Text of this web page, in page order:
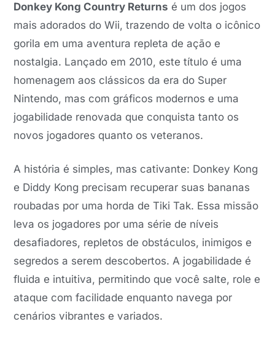
Donkey Kong Country Returns é um dos jogos
mais adorados do Wii, trazendo de volta o icônico
gorila em uma aventura repleta de ação e
nostalgia. Lançado em 2010, este título é uma
homenagem aos clássicos da era do Super
Nintendo, mas com gráficos modernos e uma
jogabilidade renovada que conquista tanto os
novos jogadores quanto os veteranos.
A história é simples, mas cativante: Donkey Kong
e Diddy Kong precisam recuperar suas bananas
roubadas por uma horda de Tiki Tak. Essa missão
leva os jogadores por uma série de níveis
desafiadores, repletos de obstáculos, inimigos e
segredos a serem descobertos. A jogabilidade é
fluida e intuitiva, permitindo que você salte, role e
ataque com facilidade enquanto navega por
cenários vibrantes e variados.